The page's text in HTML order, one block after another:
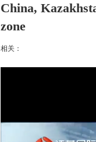
China,
zone
相关：